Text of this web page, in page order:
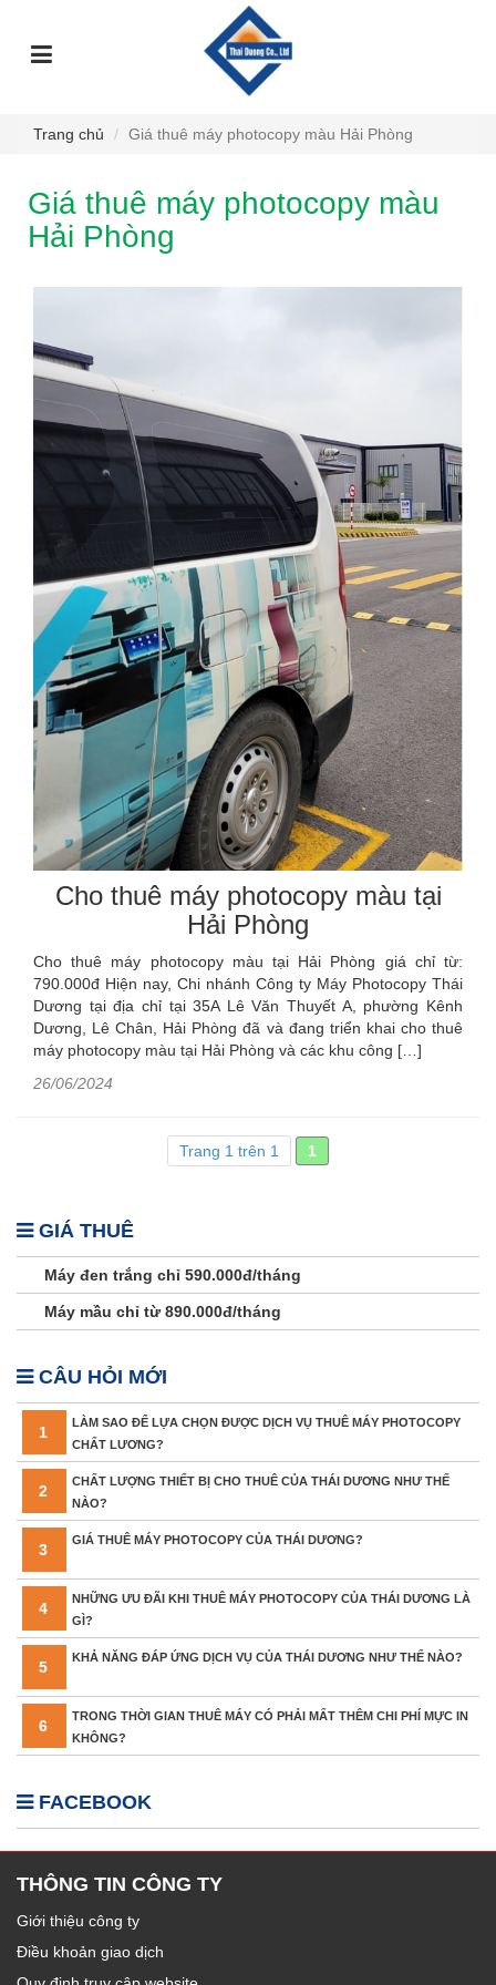
CHỦ
THIỆU
VỤ
KIỆN
TƯ
PHẨM
Trang chủ Giá thuê máy photocopy màu Hải Phòng
Giá thuê máy photocopy màu
Hải Phòng
Cho thuê máy photocopy màu tại
Hải Phòng
Cho thuê máy photocopy màu tại Hải Phòng giá chỉ từ:
790.000đ Hiện nay, Chi nhánh Công ty Máy Photocopy Thái
Dương tại địa chỉ tại 35A Lê Văn Thuyết A, phường Kênh
Dương, Lê Chân, Hải Phòng đã và đang triển khai cho thuê
máy photocopy màu tại Hải Phòng và các khu công […]
26/06/2024
Trang 1 trên 1 1
GIÁ THUÊ
Máy đen trắng chỉ 590.000đ/tháng
Máy mầu chỉ từ 890.000đ/tháng
CÂU HỎI MỚI
1
LÀM SAO ĐỂ LỰA CHỌN ĐƯỢC DỊCH VỤ THUÊ MÁY PHOTOCOPY
CHẤT LƯƠNG?
2
CHẤT LƯỢNG THIẾT BỊ CHO THUÊ CỦA THÁI DƯƠNG NHƯ THẾ
NÀO?
3
GIÁ THUÊ MÁY PHOTOCOPY CỦA THÁI DƯƠNG?
4
NHỮNG ƯU ĐÃI KHI THUÊ MÁY PHOTOCOPY CỦA THÁI DƯƠNG LÀ
GÌ?
5
KHẢ NĂNG ĐÁP ỨNG DỊCH VỤ CỦA THÁI DƯƠNG NHƯ THẾ NÀO?
6
TRONG THỜI GIAN THUÊ MÁY CÓ PHẢI MẤT THÊM CHI PHÍ MỰC IN
KHÔNG?
FACEBOOK
THÔNG TIN CÔNG TY
Giới thiệu công ty
Điều khoản giao dịch